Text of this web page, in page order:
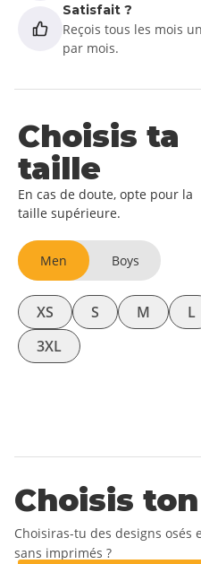
Satisfait ?
Reçois tous les mois
par mois.
Choisis ta
taille
En cas de doute, opte pour la
taille supérieure.
Men Boys
XS S M L
3XL
Choisis
Choisiras-tu des designs
sans imprimés ?